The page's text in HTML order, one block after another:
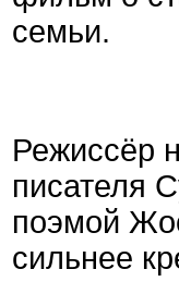
семьи.
Режиссёр
писателя
поэмой
сильнее